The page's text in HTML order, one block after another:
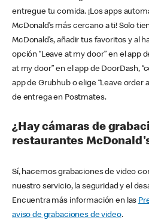
entregue tu comida. ¡Los apps
McDonald’s más cercano a ti! Solo
McDonald’s, añadir tus favoritos y al
opción “Leave at my door” en el app
at my door” en el app de DoorDash,
app de Grubhub o elige “Leave order
de entrega en Postmates.
¿Hay cámaras de
restaurantes
Sí, hacemos grabaciones de video
nuestro servicio, la seguridad y el
Encuentra más información en las
aviso de grabaciones de video.